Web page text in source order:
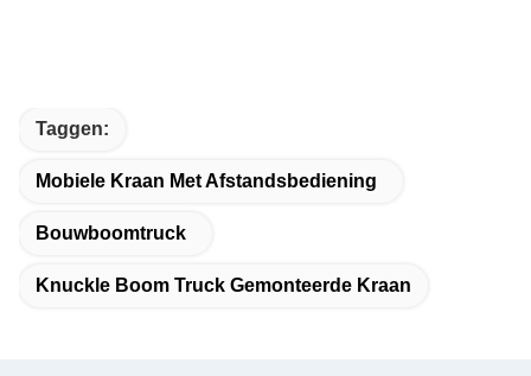
Taggen:
Mobiele Kraan Met Afstandsbediening
Bouwboomtruck
Knuckle Boom Truck Gemonteerde Kraan